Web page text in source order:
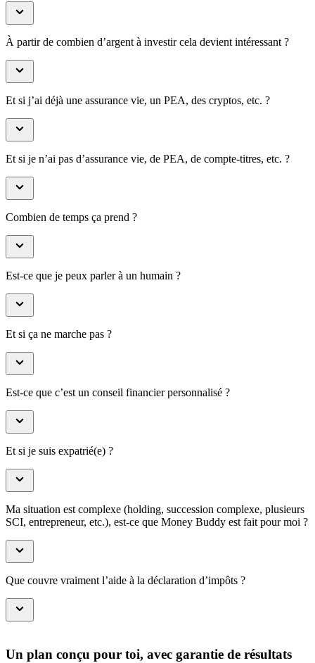
À partir de combien d’argent à investir cela devient intéressant ?
Et si j’ai déjà une assurance vie, un PEA, des cryptos, etc. ?
Et si je n’ai pas d’assurance vie, de PEA, de compte-titres, etc. ?
Combien de temps ça prend ?
Est-ce que je peux parler à un humain ?
Et si ça ne marche pas ?
Est-ce que c’est un conseil financier personnalisé ?
Et si je suis expatrié(e) ?
Ma situation est complexe (holding, succession complexe, plusieurs
SCI, entrepreneur, etc.), est-ce que Money Buddy est fait pour moi ?
Que couvre vraiment l’aide à la déclaration d’impôts ?
Un plan conçu pour toi, avec garantie de résultats